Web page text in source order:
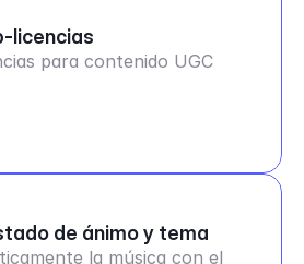
licencias
para contenido UGC
de ánimo y tema
la música con el